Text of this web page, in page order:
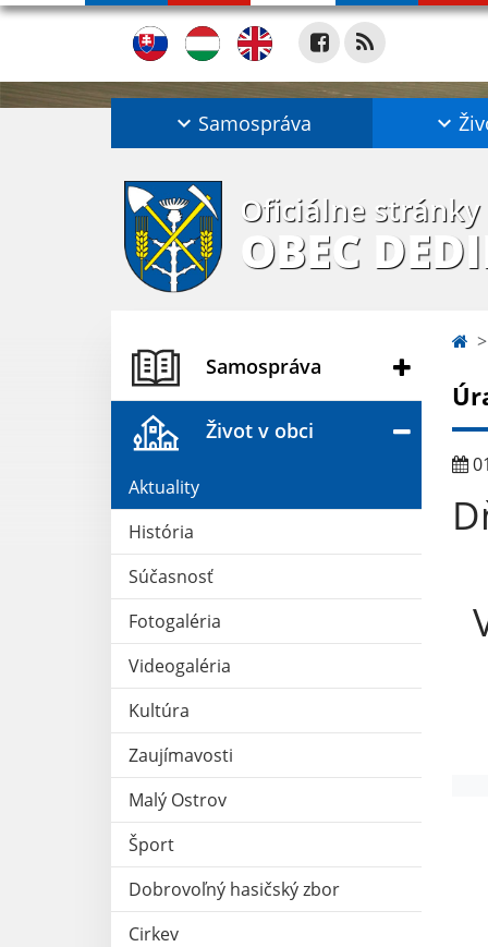
Samospráva
Oficiálne stránky
OBEC
Samospráva
Život v obci
Aktuality
História
Súčasnosť
Fotogaléria
Videogaléria
Kultúra
Zaujímavosti
Malý Ostrov
Šport
Dobrovoľný hasičský zbor
Cirkev